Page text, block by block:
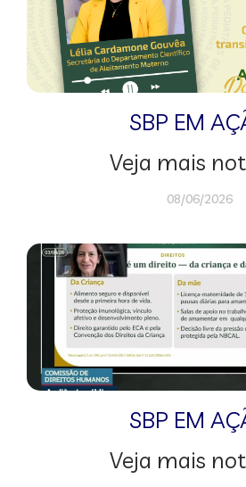
SBP EM
Veja mais
08/06/2026
SBP EM
Veja mais